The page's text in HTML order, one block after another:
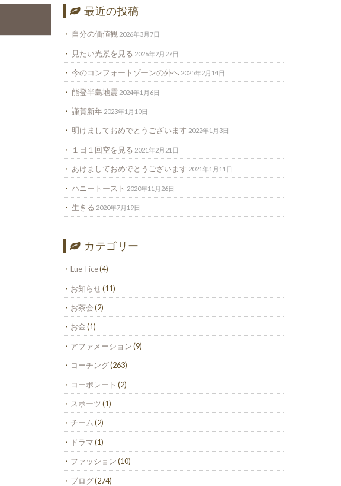
最近の投稿
自分の価値観 2026年3月7日
見たい光景を見る 2026年2月27日
今のコンフォートゾーンの外へ 2025年2月14日
能登半島地震 2024年1月6日
謹賀新年 2023年1月10日
明けましておめでとうございます 2022年1月3日
１日１回空を見る 2021年2月21日
あけましておめでとうございます 2021年1月11日
ハニートースト 2020年11月26日
生きる 2020年7月19日
カテゴリー
Lue Tice(4)
お知らせ(11)
お茶会(2)
お金(1)
アファメーション(9)
コーチング(263)
コーポレート (2)
スポーツ(1)
チーム(2)
ドラマ(1)
ファッション(10)
ブログ(274)